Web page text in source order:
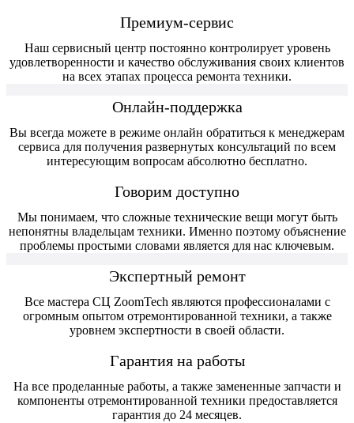
Премиум-сервис
Наш сервисный центр постоянно контролирует уровень
удовлетворенности и качество обслуживания своих клиентов
на всех этапах процесса ремонта техники.
Онлайн-поддержка
Вы всегда можете в режиме онлайн обратиться к менеджерам
сервиса для получения развернутых консультаций по всем
интересующим вопросам абсолютно бесплатно.
Говорим доступно
Мы понимаем, что сложные технические вещи могут быть
непонятны владельцам техники. Именно поэтому объяснение
проблемы простыми словами является для нас ключевым.
Экспертный ремонт
Все мастера СЦ ZoomTech являются профессионалами с
огромным опытом отремонтированной техники, а также
уровнем экспертности в своей области.
Гарантия на работы
На все проделанные работы, а также замененные запчасти и
компоненты отремонтированной техники предоставляется
гарантия до 24 месяцев.